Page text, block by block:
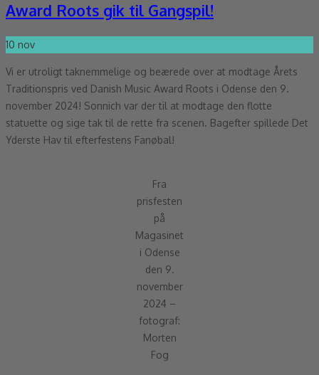
Award Roots gik til Gangspil!
10 nov
Vi er utroligt taknemmelige og beærede over at modtage Årets
Traditionspris ved Danish Music Award Roots i Odense den 9.
november 2024! Sonnich var der til at modtage den flotte
statuette og sige tak til de rette fra scenen. Bagefter spillede Det
Yderste Hav til efterfestens Fanøbal!
Fra
prisfesten
på
Magasinet
i Odense
den 9.
november
2024 –
fotograf:
Morten
Fog